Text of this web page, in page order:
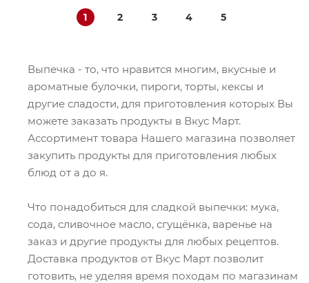
1 2 3 4 5
Выпечка - то, что нравится многим, вкусные и
ароматные булочки, пироги, торты, кексы и
другие сладости, для приготовления которых Вы
можете заказать продукты в Вкус Март.
Ассортимент товара Нашего магазина позволяет
закупить продукты для приготовления любых
блюд от а до я.
Что понадобиться для сладкой выпечки: мука,
сода, сливочное масло, сгущёнка, варенье на
заказ и другие продукты для любых рецептов.
Доставка продуктов от Вкус Март позволит
готовить, не уделяя время походам по магазинам